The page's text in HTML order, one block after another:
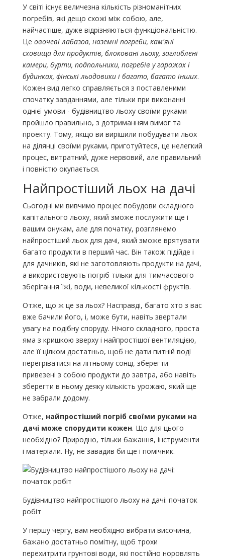
У світі існує величезна кількість різноманітних
погребів, які дещо схожі між собою, але,
найчастіше, дуже відрізняються функціональністю.
Це овочеві лабазов, наземні погреби, кам'яні
сховища для продуктів, блоковані льоху, заглиблені
камери, бурти, подпольники, погребів у гаражах і
будинках, фінські льодовики і багато, багато інших.
Кожен вид легко справляється з поставленими
спочатку завданнями, але тільки при виконанні
однієї умови - будівництво льоху своїми руками
пройшло правильно, з дотриманням вимог та
проекту. Тому, якщо ви вирішили побудувати льох
на ділянці своїми руками, приготуйтеся, це нелегкий
процес, витратний, дуже нервовий, але правильний
і повністю окупається.
Найпростіший льох на дачі
Сьогодні ми вивчимо процес побудови складного
капітального льоху, який зможе послужити ще і
вашим онукам, але для початку, розглянемо
найпростіший льох для дачі, який зможе врятувати
багато продукти в перший час. Він також підійде і
для дачників, які не заготовляють продукти на дачі,
а використовують погріб тільки для тимчасового
зберігання їжі, води, невеликої кількості фруктів.
Отже, що ж це за льох? Насправді, багато хто з вас
вже бачили його, і, може бути, навіть звертали
увагу на подібну споруду. Нічого складного, проста
яма з кришкою зверху і найпростішої вентиляцією,
але її цілком достатньо, щоб не дати питній воді
перегріватися на літньому сонці, зберегти
привезені з собою продукти до завтра, або навіть
зберегти в ньому деяку кількість урожаю, який ще
не забрали додому.
Отже, найпростіший погріб своїми руками на
дачі може спорудити кожен. Що для цього
необхідно? Природно, тільки бажання, інструменти
і матеріали. Ну, не завадив би ще і помічник.
Будівництво найпростішого льоху на дачі: початок
робіт
У першу чергу, вам необхідно вибрати височина,
бажано достатньо помітну, щоб трохи
перехитрити грунтові води, які постійно норовлять